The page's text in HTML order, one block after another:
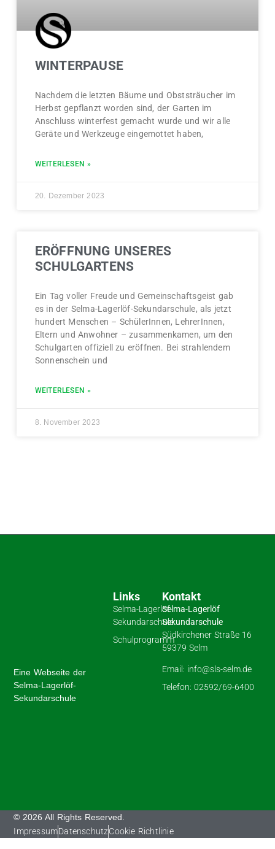
WINTERPAUSE
Nachdem die letzten Bäume und Obststräucher im
Herbst gepflanzt worden sind, der Garten im
Anschluss winterfest gemacht wurde und wir alle
Geräte und Werkzeuge eingemottet haben,
WEITERLESEN »
20. Dezember 2023
ERÖFFNUNG UNSERES
SCHULGARTENS
Ein Tag voller Freude und Gemeinschaftsgeist gab
es in der Selma-Lagerlöf-Sekundarschule, als jetzt
hundert Menschen – SchülerInnen, LehrerInnen,
Eltern und Anwohner – zusammenkamen, um den
Schulgarten offiziell zu eröffnen. Bei strahlendem
Sonnenschein und
WEITERLESEN »
8. November 2023
Eine Webseite der
Selma-Lagerlöf-
Sekundarschule
Kontakt
Selma-Lagerlöf
Sekundarschule
Südkirchener Straße 16
59379 Selm
Email: info@sls-selm.de
Telefon: 02592/69-6400
Links
Selma-Lagerlöf-
Sekundarschule
Schulprogramm
© 2026 All Rights Reserved.
ImpressumDatenschutzCookie Richtlinie